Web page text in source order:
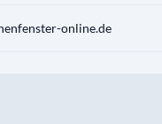
online.de